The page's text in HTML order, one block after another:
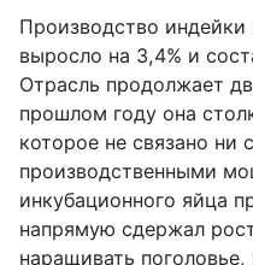
Производство
выросло на 3,4% и
Отрасль продолжает
прошлом году она
которое не связано ни
производственными
инкубационного яйца
напрямую сдержал
наращивать